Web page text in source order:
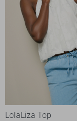
LolaLiza Top